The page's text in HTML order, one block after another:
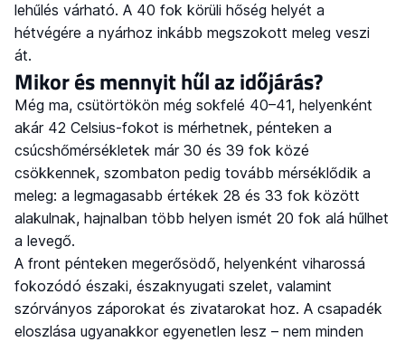
lehűlés várható. A 40 fok körüli hőség helyét a
hétvégére a nyárhoz inkább megszokott meleg veszi
át.
Mikor és mennyit hűl az időjárás?
Még ma, csütörtökön még sokfelé 40–41, helyenként
akár 42 Celsius-fokot is mérhetnek, pénteken a
csúcshőmérsékletek már 30 és 39 fok közé
csökkennek, szombaton pedig tovább mérséklődik a
meleg: a legmagasabb értékek 28 és 33 fok között
alakulnak, hajnalban több helyen ismét 20 fok alá hűlhet
a levegő.
A front pénteken megerősödő, helyenként viharossá
fokozódó északi, északnyugati szelet, valamint
szórványos záporokat és zivatarokat hoz. A csapadék
eloszlása ugyanakkor egyenetlen lesz – nem minden